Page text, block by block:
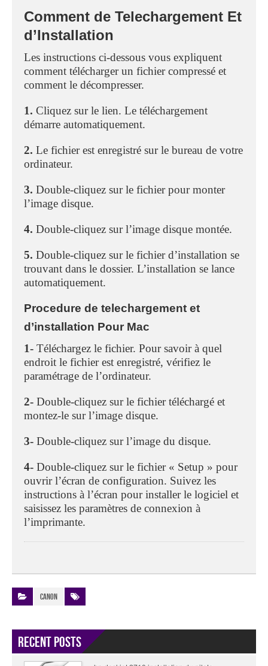
Comment de Telechargement Et
d’Installation
Les instructions ci-dessous vous expliquent
comment télécharger un fichier compressé et
comment le décompresser.
1. Cliquez sur le lien. Le téléchargement
démarre automatiquement.
2. Le fichier est enregistré sur le bureau de votre
ordinateur.
3. Double-cliquez sur le fichier pour monter
l’image disque.
4. Double-cliquez sur l’image disque montée.
5. Double-cliquez sur le fichier d’installation se
trouvant dans le dossier. L’installation se lance
automatiquement.
Procedure de telechargement et
d’installation Pour Mac
1- Téléchargez le fichier. Pour savoir à quel
endroit le fichier est enregistré, vérifiez le
paramétrage de l’ordinateur.
2- Double-cliquez sur le fichier téléchargé et
montez-le sur l’image disque.
3- Double-cliquez sur l’image du disque.
4- Double-cliquez sur le fichier « Setup » pour
ouvrir l’écran de configuration. Suivez les
instructions à l’écran pour installer le logiciel et
saisissez les paramètres de connexion à
l’imprimante.
Canon
Recent Posts